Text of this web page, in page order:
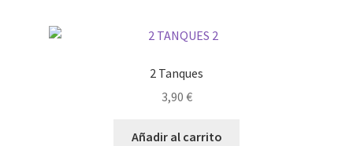
2 Tanques
3,90 €
Añadir al carrito